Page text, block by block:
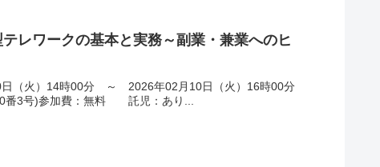
レワークの基本と実務～副業・兼業へのヒ
日（火）14時00分 ～ 2026年02月10日（火）16時00分
番3号)参加費：無料 託児：あり...